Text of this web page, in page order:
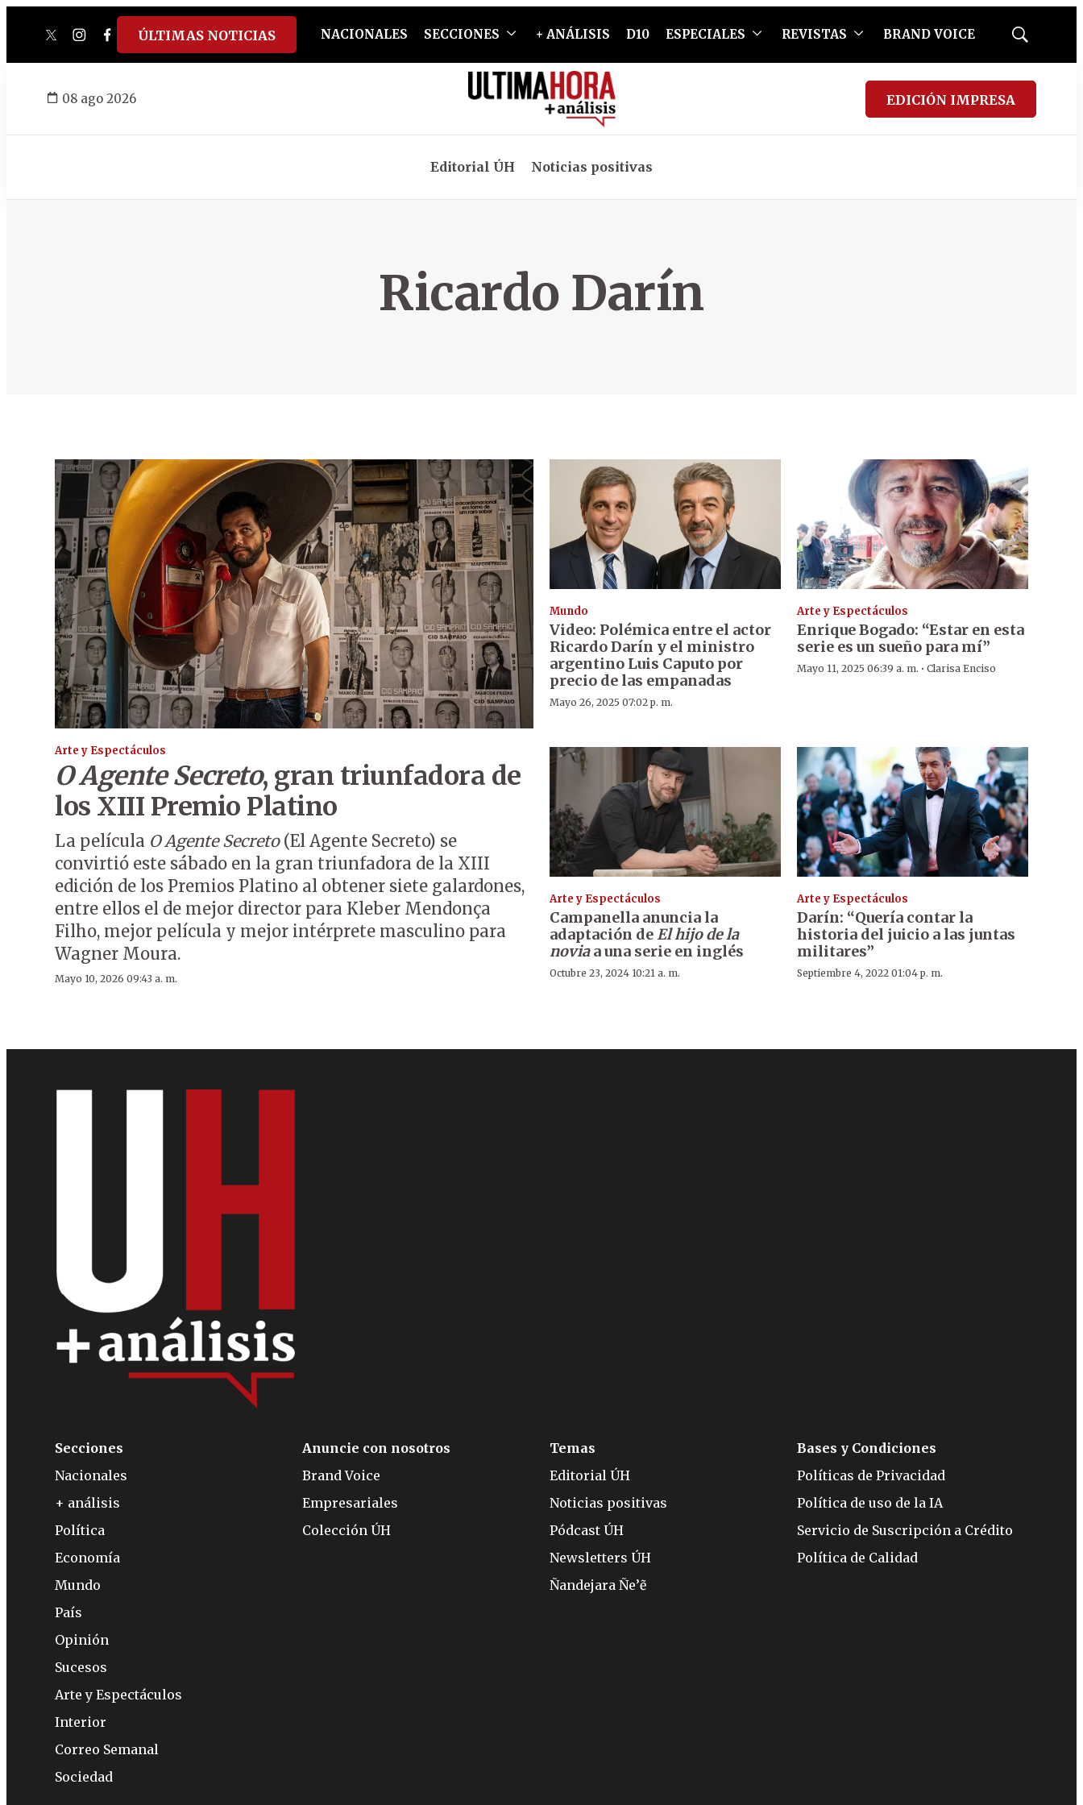
twitterinstagram
facebook
tiktokyoutube
spotify
ÚLTIMAS NOTICIAS NACIONALES SECCIONES + ANÁLISIS D10 ESPECIALES REVISTAS BRAND VOICE
Mostrar
08 ago 2026 EDICIÓN IMPRESA
Editorial ÚH Noticias positivas
Ricardo Darín
Arte y Espectáculos
O Agente Secreto, gran triunfadora de
los XIII Premio Platino
La película O Agente Secreto(El Agente Secreto) se
convirtió este sábado en la gran triunfadora de la XIII
edición de los Premios Platino al obtener siete galardones,
entre ellos el de mejor director para Kleber Mendonça
Filho, mejor película y mejor intérprete masculino para
Wagner Moura.
Mayo 10, 2026 09:43 a. m.
Mundo
Video: Polémica entre el actor
Ricardo Darín y el ministro
argentino Luis Caputo por
precio de las empanadas
Mayo 26, 2025 07:02 p. m.
Arte y Espectáculos
Enrique Bogado: “Estar en esta
serie es un sueño para mí”
Mayo 11, 2025 06:39 a. m. · Clarisa Enciso
Arte y Espectáculos
Campanella anuncia la
adaptación deEl hijo de la
noviaa una serie en inglés
Octubre 23, 2024 10:21 a. m.
Arte y Espectáculos
Darín: “Quería contar la
historia del juicio a las juntas
militares”
Septiembre 4, 2022 01:04 p. m.
Secciones
Nacionales
+ análisis
Política
Economía
Mundo
País
Opinión
Sucesos
Arte y Espectáculos
Interior
Correo Semanal
Sociedad
Anuncie con nosotros
Brand Voice
Empresariales
Colección ÚH
Temas
Editorial ÚH
Noticias positivas
Pódcast ÚH
Newsletters ÚH
Ñandejara Ñe’ẽ
Bases y Condiciones
Políticas de Privacidad
Política de uso de la IA
Servicio de Suscripción a Crédito
Política de Calidad